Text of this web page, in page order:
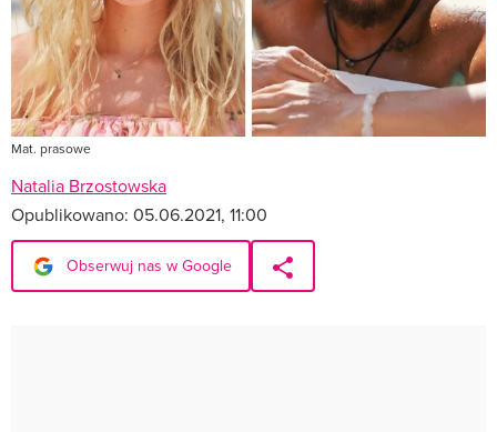
Mat. prasowe
Natalia Brzostowska
Opublikowano: 05.06.2021, 11:00
Obserwuj nas w Google